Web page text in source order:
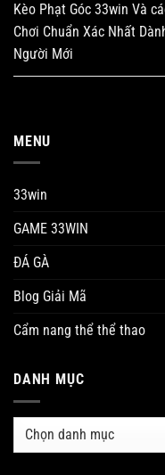
Kèo Phạt Góc 33win Và
Chơi Chuẩn Xác Nhất
Người Mới
MENU
33win
GAME 33WIN
ĐÁ GÀ
Blog Giải Mã
Cẩm nang thể thể thao
DANH MỤC
Danh
Phân Tích Chuyên Sâu